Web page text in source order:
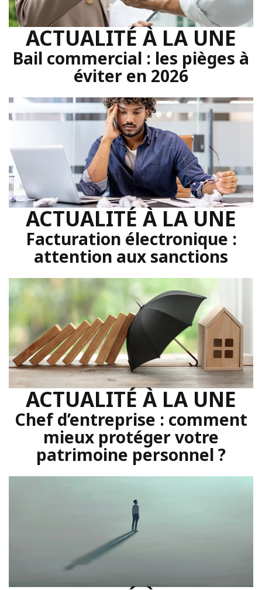
ACTUALITÉ À LA UNE
Bail commercial : les pièges à
éviter en 2026
ACTUALITÉ À LA UNE
Facturation électronique :
attention aux sanctions
ACTUALITÉ À LA UNE
Chef d’entreprise : comment
mieux protéger votre
patrimoine personnel ?